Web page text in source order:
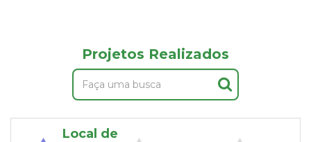
Projetos Realizados
Local de